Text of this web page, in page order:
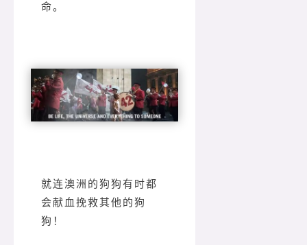
命。
就连澳洲的狗狗有时都
会献血挽救其他的狗
狗！